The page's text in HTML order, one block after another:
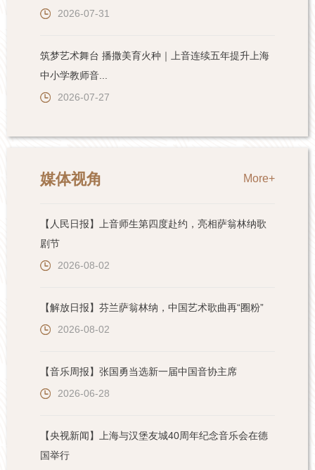
2026-07-31
筑梦艺术舞台 播撒美育火种｜上音连续五年提升上海
中小学教师音...
2026-07-27
媒体视角 More+
【人民日报】上音师生第四度赴约，亮相萨翁林纳歌
剧节
2026-08-02
【解放日报】芬兰萨翁林纳，中国艺术歌曲再“圈粉”
2026-08-02
【音乐周报】张国勇当选新一届中国音协主席
2026-06-28
【央视新闻】上海与汉堡友城40周年纪念音乐会在德
国举行